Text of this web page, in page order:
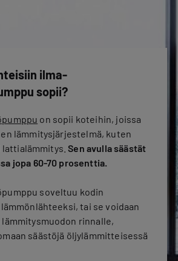
ilma-
sopii?
on sopii koteihin, joissa
lämmitysjärjestelmä, kuten
Sen avulla säästät
jopa 60-70 prosenttia.
soveltuu kodin
tai se voidaan
rinnalle,
säästöjä öljylämmitteisessä